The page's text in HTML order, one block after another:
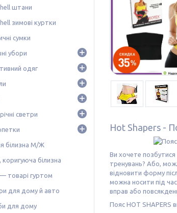
Hot Shapers -
Ви хочете позбутися
тренувань? Або,
відновити форму
можна носити під
вправ або
Пояс HOT SHAPERS
штани
зимові куртки
сумки
убори
одяг
светри
білизна М/Ж
коригуюча білизна
товарі гуртом
для дому й авто
для дому